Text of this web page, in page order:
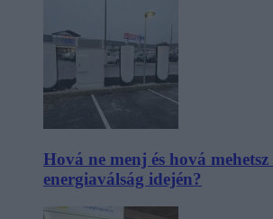
Hová ne menj és hová
energiaválság idején?